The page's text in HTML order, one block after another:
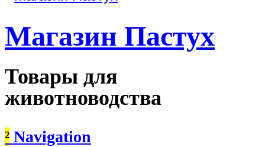
Магазин Пастух
Товары для
животноводства
² Navigation